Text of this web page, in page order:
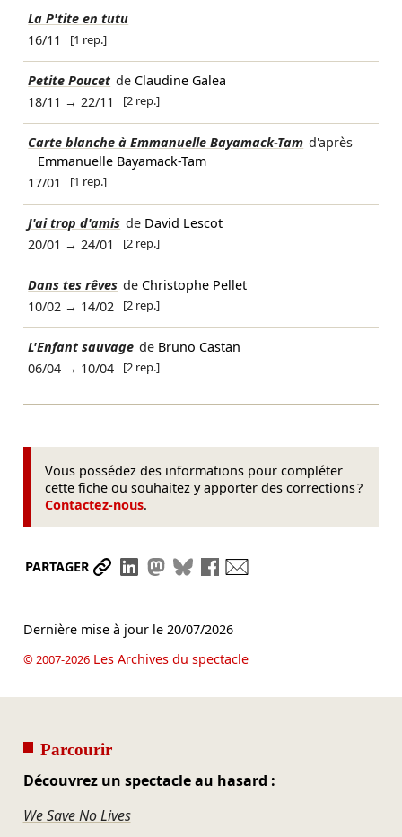
La P'tite en tutu
16/11
[1 rep.]
Petite Poucet de Claudine Galea
18/11 →22/11 [2 rep.]
Carte blanche à Emmanuelle Bayamack-Tam d'après
Emmanuelle Bayamack-Tam
17/01
[1 rep.]
J'ai trop d'amis de David Lescot
20/01 → 24/01 [2 rep.]
Dans tes rêves de Christophe Pellet
10/02 → 14/02 [2 rep.]
L'Enfant sauvage de Bruno Castan
06/04 → 10/04 [2 rep.]
Vous possédez des informations pour compléter
cette fiche ou souhaitez y apporter des corrections ?
Contactez-nous.
PARTAGER Partager le lien
Partager sur LinkedIn
Partager sur Mastodon
Partager sur Bluesky
Partager sur Facebook
Dernière mise à jour le 20/07/2026
© 2007-2026Les Archives du spectacle
Parcourir
Découvrez un spectacle au hasard :
We Save No Lives